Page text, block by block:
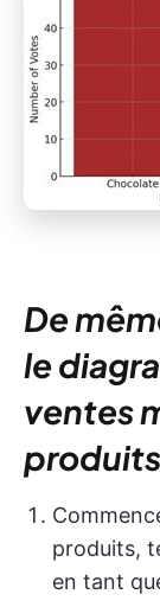
De
le
ventes
produits,
en tant